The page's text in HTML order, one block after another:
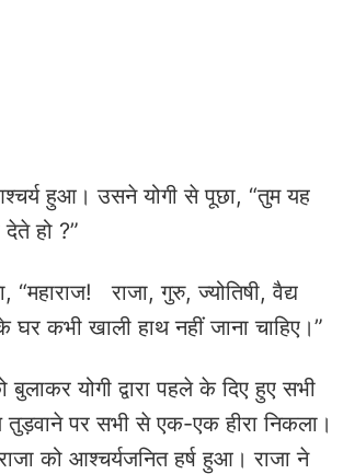
हुआ। उसने योगी से पूछा, “तुम यह
देते हो ?”
“महाराज! राजा, गुरु, ज्योतिषी, वैद्य
कभी खाली हाथ नहीं जाना चाहिए।”
बुलाकर योगी द्वारा पहले के दिए हुए सभी
पर सभी से एक-एक हीरा निकला।
को आश्चर्यजनित हर्ष हुआ। राजा ने